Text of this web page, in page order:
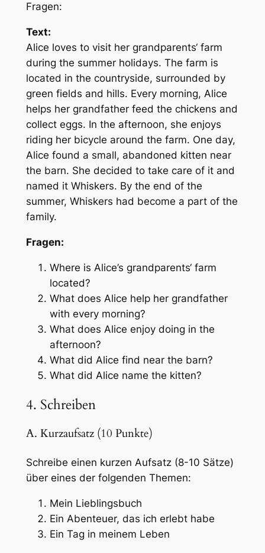
Fragen:
Text:
Alice loves to visit her grandparents‘ farm
during the summer holidays. The farm is
located in the countryside, surrounded by
green fields and hills. Every morning, Alice
helps her grandfather feed the chickens and
collect eggs. In the afternoon, she enjoys
riding her bicycle around the farm. One day,
Alice found a small, abandoned kitten near
the barn. She decided to take care of it and
named it Whiskers. By the end of the
summer, Whiskers had become a part of the
family.
Fragen:
Where is Alice’s grandparents‘ farm
located?
What does Alice help her grandfather
with every morning?
What does Alice enjoy doing in the
afternoon?
What did Alice find near the barn?
What did Alice name the kitten?
4. Schreiben
A. Kurzaufsatz (10 Punkte)
Schreibe einen kurzen Aufsatz (8-10 Sätze)
über eines der folgenden Themen:
Mein Lieblingsbuch
Ein Abenteuer, das ich erlebt habe
Ein Tag in meinem Leben